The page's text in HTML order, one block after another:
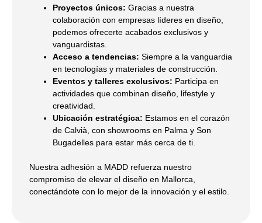
Proyectos únicos: Gracias a nuestra
colaboración con empresas líderes en diseño,
podemos ofrecerte acabados exclusivos y
vanguardistas.
Acceso a tendencias: Siempre a la vanguardia
en tecnologías y materiales de construcción.
Eventos y talleres exclusivos: Participa en
actividades que combinan diseño, lifestyle y
creatividad.
Ubicación estratégica: Estamos en el corazón
de Calvià, con showrooms en Palma y Son
Bugadelles para estar más cerca de ti.
Nuestra adhesión a MADD refuerza nuestro
compromiso de elevar el diseño en Mallorca,
conectándote con lo mejor de la innovación y el estilo.